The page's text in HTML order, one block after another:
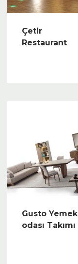
Çetir
Restaurant
Gusto Yemek
odası Takımı